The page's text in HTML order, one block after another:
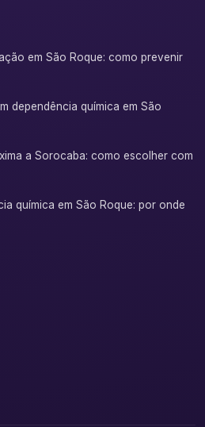
em São Roque: como prevenir
dependência química em São
a Sorocaba: como escolher com
química em São Roque: por onde